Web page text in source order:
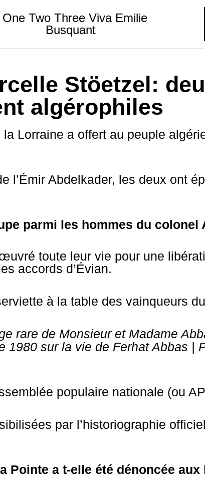
Stöetzel:
algérophiles
Lorraine a offert au peuple
l’Émir Abdelkader, les deux ont
parmi les hommes du colonel
toute leur vie pour une
accords d’Évian.
à la table des vainqueurs
rare de Monsieur et Madame
1980 sur la vie de Ferhat Abbas |
populaire nationale (ou
par l’historiographie
Pointe a t-elle été dénoncée aux